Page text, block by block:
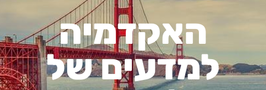
האקדמיה
למדעים של